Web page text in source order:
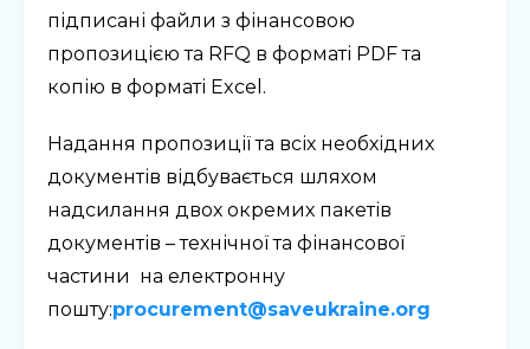
підписані файли з фінансовою
пропозицією та RFQ в форматі PDFта
копію в форматі Excel .
Надання пропозиції та всіх необхідних
документів відбувається шляхом
надсилання двох окремих пакетів
документів – технічної та фінансової
частини на електронну
пошту:procurement@saveukraine.org